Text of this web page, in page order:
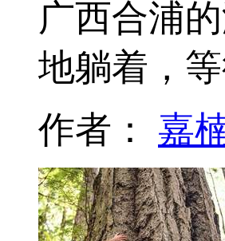
广西合浦
地躺着，
作者： 嘉